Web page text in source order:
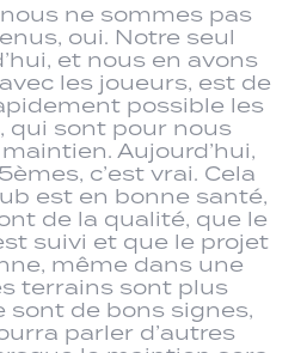
ne sommes pas
oui. Notre seul
et nous en avons
les joueurs, est de
possible les
qui sont pour nous
Aujourd’hui,
c’est vrai. Cela
est en bonne santé,
de la qualité, que le
suivi et que le projet
même dans une
terrains sont plus
sont de bons signes,
parler d’autres